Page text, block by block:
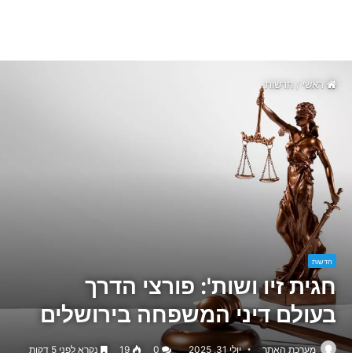
ראשי/ חדשות
חדשות
חגית זיו ושות': פורצי הדרך
בעולם דיני המשפחה בירושלים
מערכת האתר יולי 31, 2025 0
19 נקרא לפני 5 דקות